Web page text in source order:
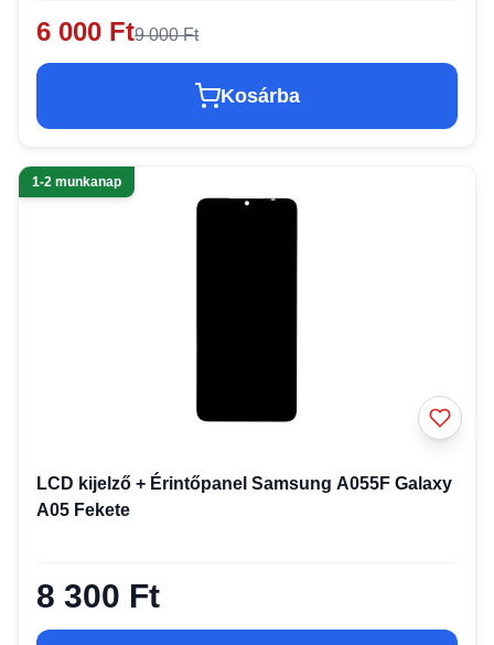
6 000 Ft9 000 Ft
Kosárba
1-2 munkanap
LCD kijelző + Érintőpanel Samsung A055F Galaxy
A05 Fekete
8 300 Ft